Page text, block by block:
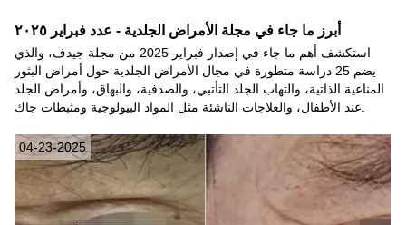
أبرز ما جاء في مجلة الأمراض الجلدية - عدد فبراير ٢٠٢٥
استكشف أهم ما جاء في إصدار فبراير 2025 من مجلة جيدف، والذي
يضم 25 دراسة متطورة في مجال الأمراض الجلدية حول أمراض البثور
المناعية الذاتية، والتهاب الجلد التأتبي، والصدفية، والبهاق، وأمراض الجلد
عند الأطفال، والعلاجات الناشئة مثل المواد البيولوجية ومثبطات جاك.
04-23-2025